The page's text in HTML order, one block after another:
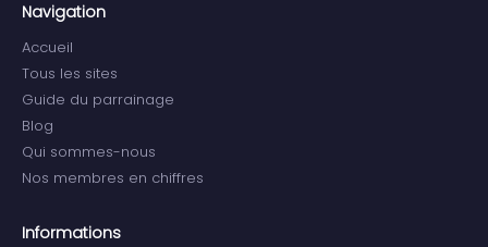
Navigation
Accueil
Tous les sites
Guide du parrainage
Blog
Qui sommes-nous
Nos membres en chiffres
Informations